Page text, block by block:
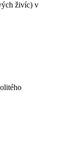
živíc) v